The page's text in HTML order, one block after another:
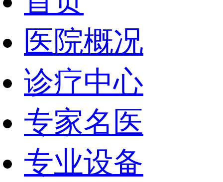
医院概况
诊疗中心
专家名医
专业设备